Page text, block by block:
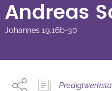
Andreas
Johannes 19,16b-30